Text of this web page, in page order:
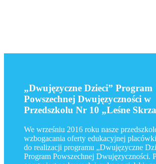
„Dwujęzyczne Dzieci” Program
Powszechnej Dwujęzyczności w
Przedszkolu Nr 10 „Leśne
We wrześniu 2016 roku nasze
wzbogacania oferty edukacyjnej
do realizacji programu „Dwujęzyczne
Program Powszechnej Dwujęzyczności.